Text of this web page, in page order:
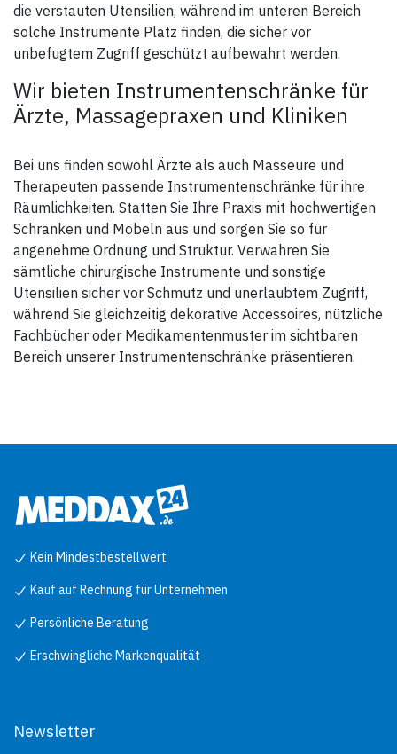
die verstauten Utensilien, während im unteren Bereich
solche Instrumente Platz finden, die sicher vor
unbefugtem Zugriff geschützt aufbewahrt werden.
Wir bieten Instrumentenschränke für
Ärzte, Massagepraxen und Kliniken
Bei uns finden sowohl Ärzte als auch Masseure und
Therapeuten passende Instrumentenschränke für ihre
Räumlichkeiten. Statten Sie Ihre Praxis mit hochwertigen
Schränken und Möbeln aus und sorgen Sie so für
angenehme Ordnung und Struktur. Verwahren Sie
sämtliche chirurgische Instrumente und sonstige
Utensilien sicher vor Schmutz und unerlaubtem Zugriff,
während Sie gleichzeitig dekorative Accessoires, nützliche
Fachbücher oder Medikamentenmuster im sichtbaren
Bereich unserer Instrumentenschränke präsentieren.
Kein Mindestbestellwert
Kauf auf Rechnung für Unternehmen
Persönliche Beratung
Erschwingliche Markenqualität
Newsletter